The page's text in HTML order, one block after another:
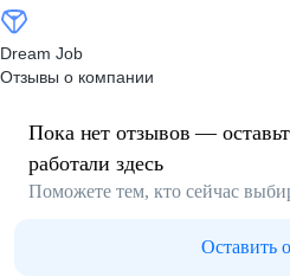
Dream Job
Отзывы о компании
Пока нет отзывов —
работали здесь
Поможете тем, кто сейчас
Оставить